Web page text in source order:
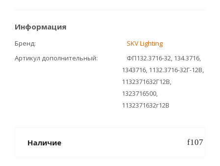
Информация
Бренд
SKV Lighting
Артикул дополнительный
ФП132.3716-32, 134.3716,
1343716, 1132.3716-32Г-12В,
1132371632Г12В,
1323716500,
1132371632г12В
Наличие